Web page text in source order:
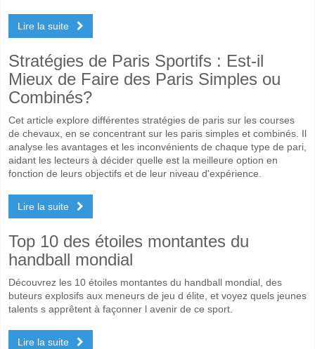
Lire la suite
Stratégies de Paris Sportifs : Est-il
Mieux de Faire des Paris Simples ou
Combinés?
Cet article explore différentes stratégies de paris sur les courses
de chevaux, en se concentrant sur les paris simples et combinés. Il
analyse les avantages et les inconvénients de chaque type de pari,
aidant les lecteurs à décider quelle est la meilleure option en
fonction de leurs objectifs et de leur niveau d'expérience.
Lire la suite
Top 10 des étoiles montantes du
handball mondial
Découvrez les 10 étoiles montantes du handball mondial, des
buteurs explosifs aux meneurs de jeu d élite, et voyez quels jeunes
talents s apprêtent à façonner l avenir de ce sport.
Lire la suite